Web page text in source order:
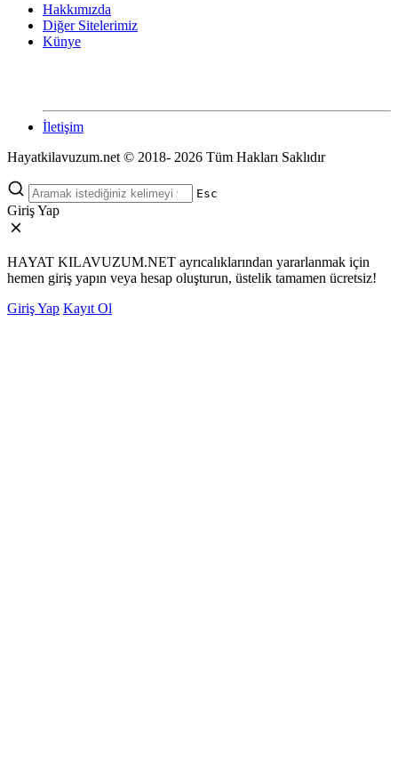
Hakkımızda
Diğer Sitelerimiz
Künye
İletişim
Hayatkilavuzum.net © 2018- 2026 Tüm Hakları Saklıdır
Esc
Giriş Yap
HAYAT KILAVUZUM.NET ayrıcalıklarından yararlanmak için
hemen giriş yapın veya hesap oluşturun, üstelik tamamen ücretsiz!
Giriş Yap Kayıt Ol